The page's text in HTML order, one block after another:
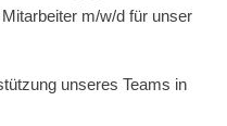
m/w/d für unser
unseres Teams in